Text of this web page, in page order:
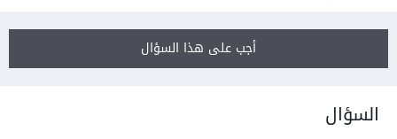
أجب على هذا السؤال
السؤال